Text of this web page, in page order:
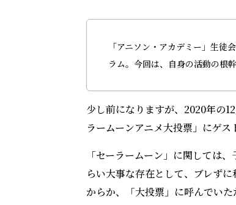
「アニソン・アカデミー」生徒
ラム。今回は、自身の活動の根
少し前になりますが、2020年の
ラームーンアニメ大投票」にゲス
「セーラームーン」に関しては
らい大事な存在として、ブレず
からか、「大投票」に呼んでいた